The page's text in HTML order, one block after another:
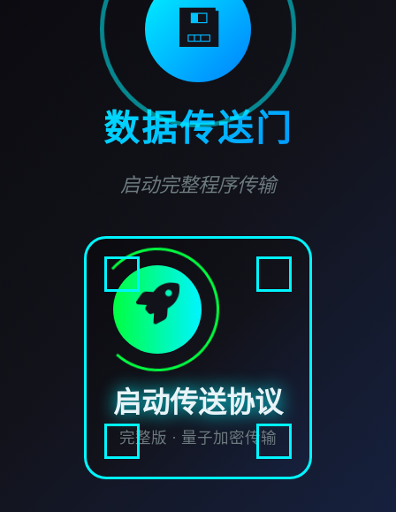
💾
数据传送门
启动完整程序传输
启动传送协议
完整版 · 量子加密传输